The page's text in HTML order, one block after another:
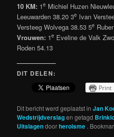
10 KM: 1e Michiel Huzen
Leeuwarden 38.20 3e Ivan
Versteeg Wolvega 38.53 5e
Vrouwen: 1e Eveline de Valk
Roden 54.13
DIT DELEN:
Print
Dit bericht werd geplaatst inJan
Wedstrijdverslagen getagd
Uitslagendoorheroisme .